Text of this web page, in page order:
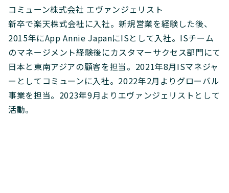
コミューン株式会社 エヴァンジェリスト
新卒で楽天株式会社に入社。新規営業を経験した後、
2015年にApp Annie JapanにISとして入社。ISチーム
のマネージメント経験後にカスタマーサクセス部門にて
日本と東南アジアの顧客を担当。2021年8月ISマネジャ
ーとしてコミューンに入社。2022年2月よりグローバル
事業を担当。2023年9月よりエヴァンジェリストとして
活動。